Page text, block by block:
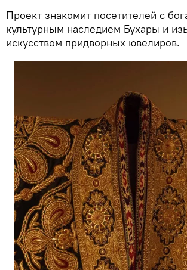
Проект знакомит посетителей с
культурным наследием Бухары и
искусством придворных ювелиров.